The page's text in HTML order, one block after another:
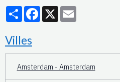
PartagerFacebook
X
Villes
Amsterdam - Amsterdam